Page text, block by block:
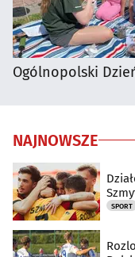
Ogólnopolski
NAJNOWSZE
SPORT